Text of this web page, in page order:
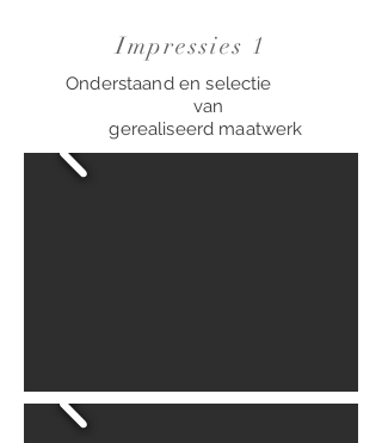
Impressies 1
Onderstaand en selectie
van
gerealiseerd maatwerk